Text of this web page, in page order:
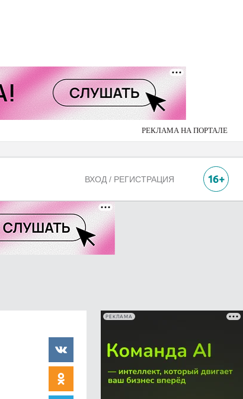
РЕКЛАМА НА ПОРТАЛЕ
ВХОД / РЕГИСТРАЦИЯ
РЕКЛАМА